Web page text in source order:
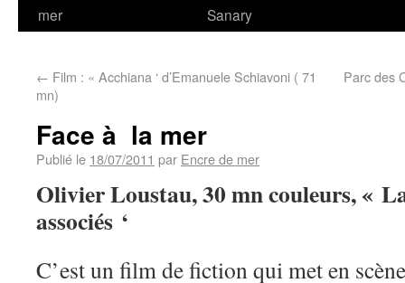
mer
Sanary
← Film : « Acchiana ‘ d’Emanuele Schiavoni ( 71
mn)
Parc des
Face à la mer
Publié le 18/07/2011 par Encre de mer
Olivier Loustau, 30 mn couleurs, «
associés ‘
C’est un film de fiction qui met en